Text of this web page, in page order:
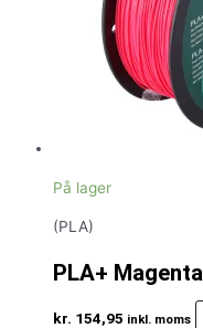
På lager
(PLA)
PLA+
kr. 154,95 inkl. moms